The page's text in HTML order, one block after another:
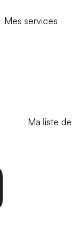
Mes services
Ma liste de